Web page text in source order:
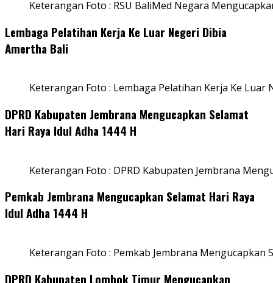
Keterangan Foto : RSU BaliMed Negara
Lembaga Pelatihan Kerja Ke Luar Negeri Dibia
Amertha Bali
Keterangan Foto : Lembaga Pelatihan Kerja Ke Luar
DPRD Kabupaten Jembrana Mengucapkan Selamat
Hari Raya Idul Adha 1444 H
Keterangan Foto : DPRD Kabupaten Jembrana
Pemkab Jembrana Mengucapkan Selamat Hari Raya
Idul Adha 1444 H
Keterangan Foto : Pemkab Jembrana Mengucapkan
DPRD Kabupaten Lombok Timur Mengucapkan